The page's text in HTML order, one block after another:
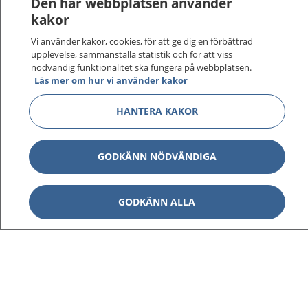
På 1177.se får du råd om hälsa och information om
sjukdomar och vilka mottagningar du kan kontakta.
Logga in för att läsa din journal och göra dina
vårdärenden. Ring telefonnummer 1177 för
sjukvårdsrådgivning dygnet runt.
1177 ger dig råd när du vill må bättre.
1177 på flera språk Visa
kakor
Vi använder kakor, cookies, för att ge dig en förbättrad
upplevelse, sammanställa statistik och för att viss
nödvändig funktionalitet ska fungera på webbplatsen.
Läs mer om hur vi använder kakor
HANTERA KAKOR
GODKÄNN NÖDVÄNDIGA
GODKÄNN ALLA